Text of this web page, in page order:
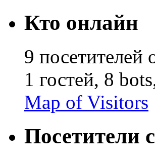
Кто онлайн
9 посетителей
1 гостей, 8
Map of Visitors
Посетители